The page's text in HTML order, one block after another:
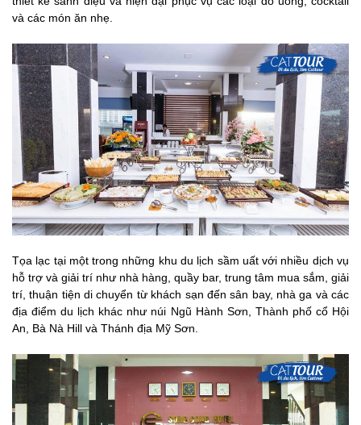
và các món ăn nhẹ.
Tọa lạc tại một trong những khu du lịch sầm uất với nhiều dịch vụ
hỗ trợ và giải trí như nhà hàng, quầy bar, trung tâm mua sắm, giải
trí, thuận tiện di chuyển từ khách sạn đến sân bay, nhà ga và các
địa điểm du lịch khác như núi Ngũ Hành Sơn, Thành phố cổ Hội
An, Bà Nà Hill và Thánh địa Mỹ Sơn.